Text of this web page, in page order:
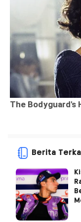
Berita